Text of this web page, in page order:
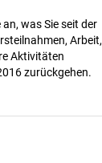
was Sie seit der
Arbeit,
Aktivitäten
zurückgehen.